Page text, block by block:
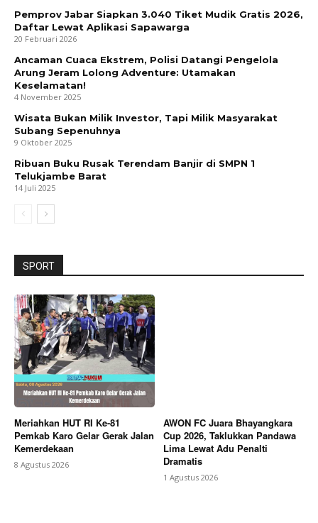
Pemprov Jabar Siapkan 3.040 Tiket Mudik Gratis 2026,
Daftar Lewat Aplikasi Sapawarga
20 Februari 2026
Ancaman Cuaca Ekstrem, Polisi Datangi Pengelola
Arung Jeram Lolong Adventure: Utamakan
Keselamatan!
4 November 2025
Wisata Bukan Milik Investor, Tapi Milik Masyarakat
Subang Sepenuhnya
9 Oktober 2025
Ribuan Buku Rusak Terendam Banjir di SMPN 1
Telukjambe Barat
14 Juli 2025
SPORT
Meriahkan HUT RI Ke-81
Pemkab Karo Gelar Gerak Jalan
Kemerdekaan
8 Agustus 2026
AWON FC Juara Bhayangkara
Cup 2026, Taklukkan Pandawa
Lima Lewat Adu Penalti
Dramatis
1 Agustus 2026